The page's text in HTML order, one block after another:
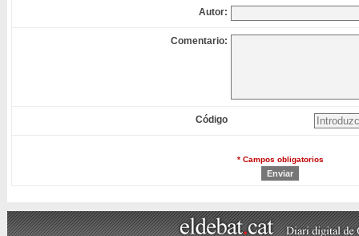
Autor:
Comentario:
Código
* Campos obligatorios